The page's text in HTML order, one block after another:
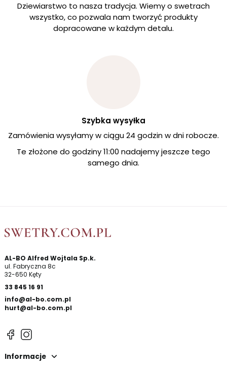
Dziewiarstwo to nasza tradycja. Wiemy o swetrach
wszystko, co pozwala nam tworzyć produkty
dopracowane w każdym detalu.
Szybka wysyłka
Zamówienia wysyłamy w ciągu 24 godzin w dni robocze.
Te złożone do godziny 11:00 nadajemy jeszcze tego
samego dnia.
AL-BO Alfred Wojtala Sp.k.
ul. Fabryczna 8c
32-650 Kęty
33 845 16 91
info@al-bo.com.pl
hurt@al-bo.com.pl
Informacje